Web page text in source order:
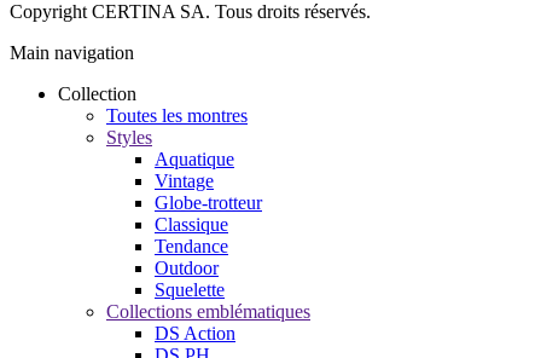
Copyright CERTINA SA. Tous droits réservés.
Main navigation
Collection
Toutes les montres
Styles
Aquatique
Vintage
Globe-trotteur
Classique
Tendance
Outdoor
Squelette
Collections emblématiques
DS Action